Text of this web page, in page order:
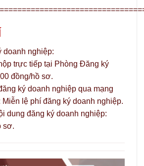
doanh nghiệp:
trực tiếp tại Phòng Đăng ký
đồng/hồ sơ.
ký doanh nghiệp qua mạng
lệ phí đăng ký doanh nghiệp.
dung đăng ký doanh nghiệp:
sơ.